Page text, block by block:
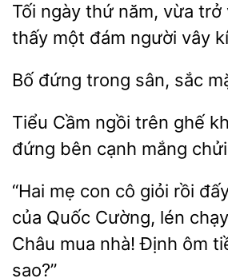
Tối ngày thứ năm, vừa
thấy một đám người vây
Bố đứng sắc
Tiểu Cầm ngồi trên ghế
đứng bên
mắng
“Hai mẹ con cô giỏi rồi
của Quốc Cường, lén
Châu mua nhà! Định